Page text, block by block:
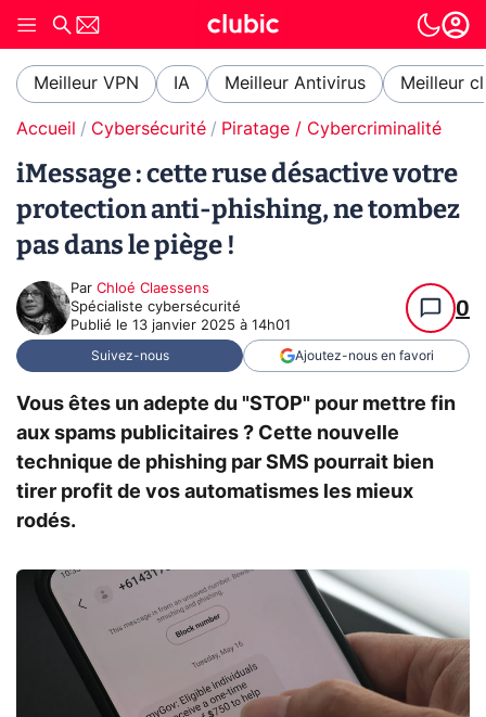
Meilleur VPN IA Meilleur Antivirus Meilleur
Accueil Cybersécurité Piratage / Cybercriminalité
iMessage : cette ruse désactive votre
protection anti-phishing, ne tombez
pas dans le piège !
Par Chloé Claessens
Spécialiste cybersécurité
Publié le 13 janvier 2025 à 14h01
0
Suivez-nous Ajoutez-nous en favori
Vous êtes un adepte du "STOP" pour mettre fin
aux spams publicitaires ? Cette nouvelle
technique de phishing par SMS pourrait bien
tirer profit de vos automatismes les mieux
rodés.